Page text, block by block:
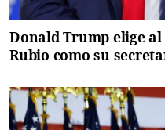
Donald Trump elige
Rubio como su